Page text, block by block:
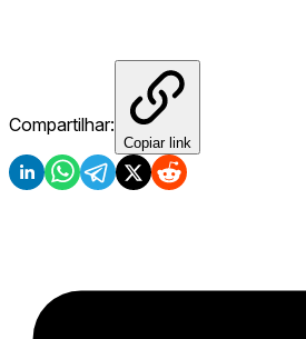
Compartilhar:
Copiar link